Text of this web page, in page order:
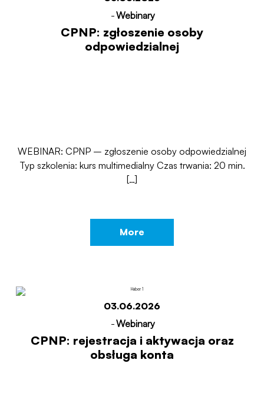
-Webinary
CPNP: zgłoszenie osoby
odpowiedzialnej
WEBINAR: CPNP – zgłoszenie osoby odpowiedzialnej
Typ szkolenia: kurs multimedialny Czas trwania: 20 min.
[…]
More
03.06.2026
-Webinary
CPNP: rejestracja i aktywacja oraz
obsługa konta